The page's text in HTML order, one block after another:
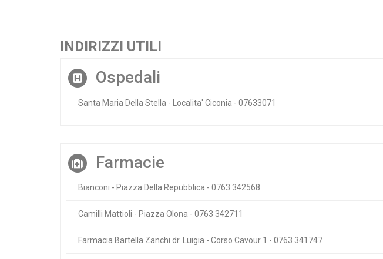
INDIRIZZI UTILI
Ospedali
Santa Maria Della Stella - Localita' Ciconia - 07633071
Farmacie
Bianconi - Piazza Della Repubblica - 0763 342568
Camilli Mattioli - Piazza Olona - 0763 342711
Farmacia Bartella Zanchi dr. Luigia - Corso Cavour 1 - 0763 341747